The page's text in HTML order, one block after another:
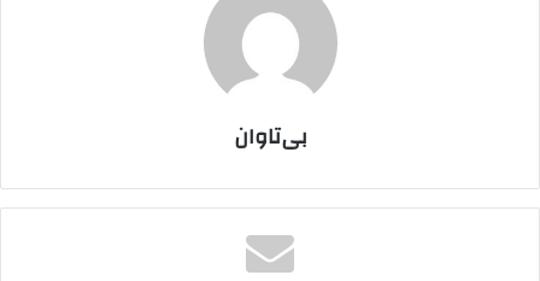
بی‌تاوان